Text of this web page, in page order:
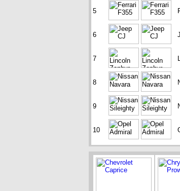
5
6
7
8
9
10